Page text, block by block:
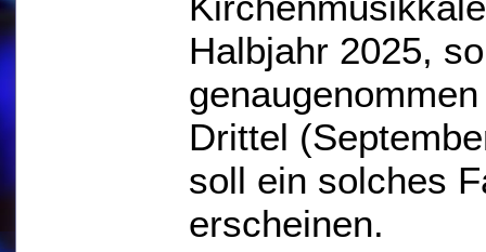
Halbjahr 2025,
Drittel
soll ein solches
erscheinen.